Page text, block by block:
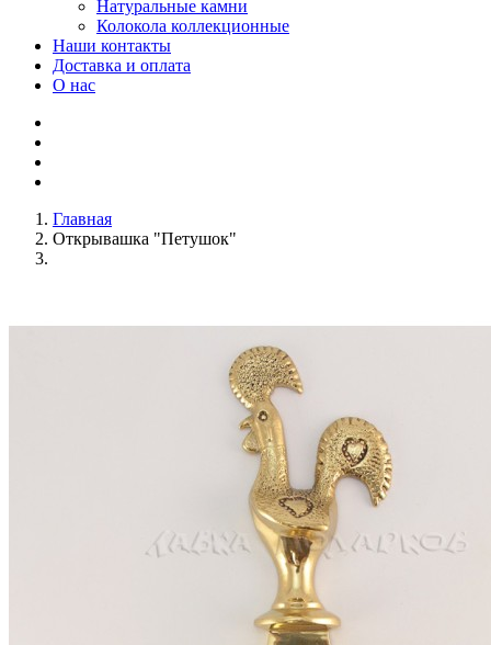
Натуральные камни
Колокола коллекционные
Наши контакты
Доставка и оплата
О нас
Главная
Открывашка "Петушок"